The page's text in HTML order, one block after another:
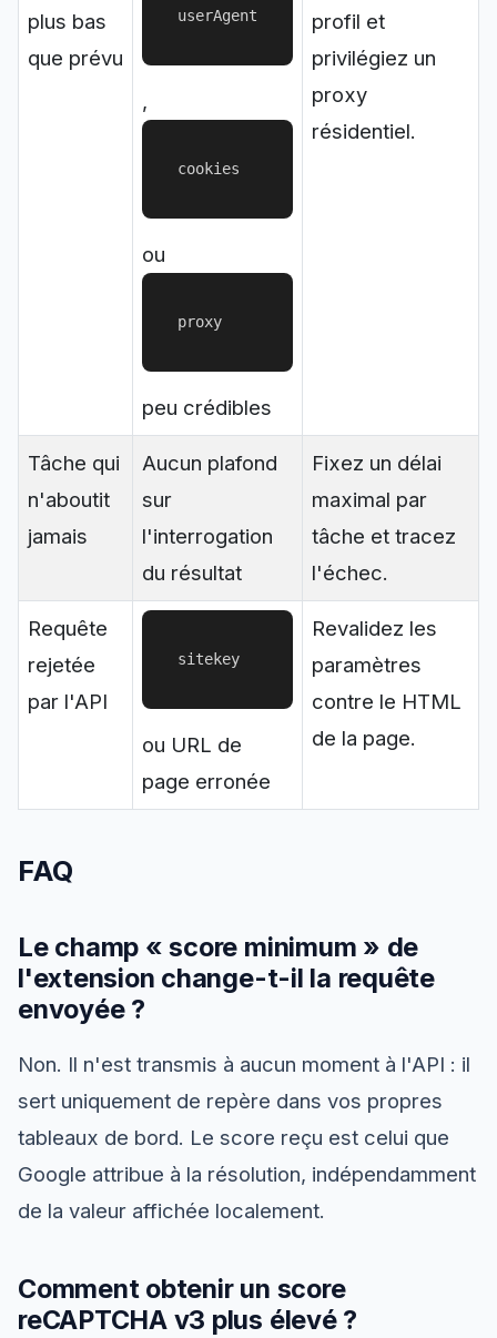
plus bas
que prévu
userAgent
,
cookies
ou
proxy
peu crédibles
profil et
privilégiez un
proxy
résidentiel.
Tâche qui
n'aboutit
jamais
Aucun plafond
sur
l'interrogation
du résultat
Fixez un délai
maximal par
tâche et tracez
l'échec.
Requête
rejetée
par l'API
sitekey
ou URL de
page erronée
Revalidez les
paramètres
contre le HTML
de la page.
FAQ
Le champ « score minimum » de
l'extension change-t-il la requête
envoyée ?
Non. Il n'est transmis à aucun moment à l'API : il
sert uniquement de repère dans vos propres
tableaux de bord. Le score reçu est celui que
Google attribue à la résolution, indépendamment
de la valeur affichée localement.
Comment obtenir un score
reCAPTCHA v3 plus élevé ?